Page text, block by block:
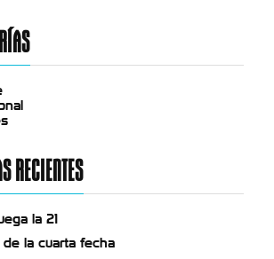
RECIENTES
la 21
la cuarta fecha